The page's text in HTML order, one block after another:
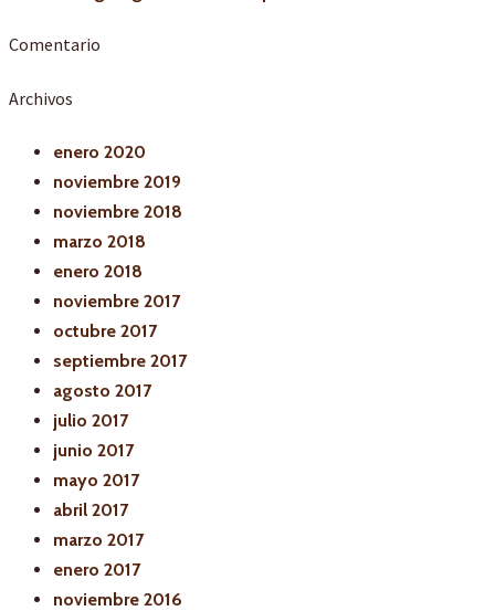
Comentario
Archivos
enero 2020
noviembre 2019
noviembre 2018
marzo 2018
enero 2018
noviembre 2017
octubre 2017
septiembre 2017
agosto 2017
julio 2017
junio 2017
mayo 2017
abril 2017
marzo 2017
enero 2017
noviembre 2016